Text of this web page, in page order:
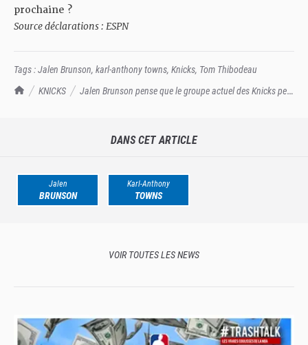
TrashTalk Actu NBA
KNICKS
Jalen Brunson pense que le groupe actuel des Knicks peut
prochaine ?
Source déclarations : ESPN
Tags :Jalen Brunson, karl-anthony towns, Knicks, Tom Thibodeau
DANS CET ARTICLE
Jalen
BRUNSON
Karl-Anthony
TOWNS
VOIR TOUTES LES NEWS